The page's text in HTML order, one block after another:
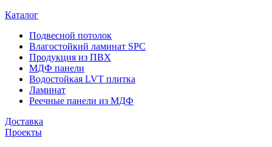
Каталог
Подвесной потолок
Влагостойкий ламинат SPC
Продукция из ПВХ
МДФ панели
Водостойкая LVT плитка
Ламинат
Реечные панели из МДФ
Доставка
Проекты